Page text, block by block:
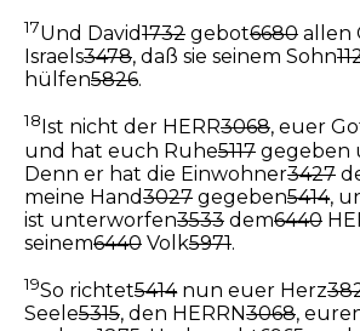
17Und David1732 gebot6680 allen
Israels3478, daß sie seinem Sohn
hülfen5826.
18 Ist nicht der HERR3068, euer
und hat euch Ruhe5117 gegeben
Denn er hat die Einwohner3427
meine Hand3027 gegeben5414,
ist unterworfen3533 dem6440
seinem6440 Volk5971.
19So richtet5414nun euer Herz
Seele5315, den HERRN3068,